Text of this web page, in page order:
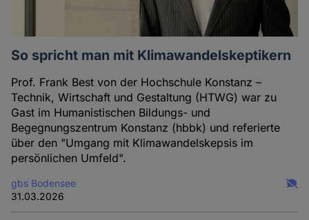
So spricht man mit Klimawandelskeptikern
Prof. Frank Best von der Hochschule Konstanz –
Technik, Wirtschaft und Gestaltung (HTWG) war zu
Gast im Humanistischen Bildungs- und
Begegnungszentrum Konstanz (hbbk) und referierte
über den "Umgang mit Klimawandelskepsis im
persönlichen Umfeld".
gbs Bodensee
31.03.2026